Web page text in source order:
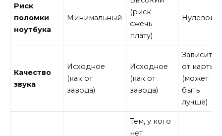
Риск
поломки
ноутбука
Минимальный
(риск
сжечь
плату)
Нулевой
Качество
звука
Исходное
(как от
завода)
Исходное
(как от
завода)
Зависит
от карты
(может
быть
лучше)
Тем, у кого
нет